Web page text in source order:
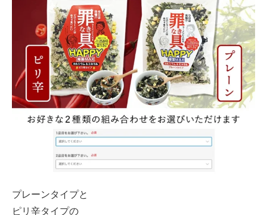
プレーンタイプと
ピリ辛タイプの